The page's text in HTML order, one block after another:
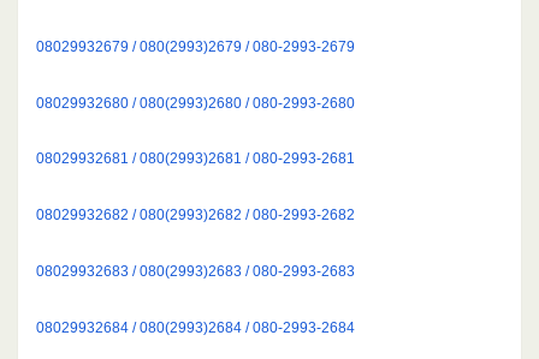
08029932679 / 080(2993)2679 / 080-2993-2679
08029932680 / 080(2993)2680 / 080-2993-2680
08029932681 / 080(2993)2681 / 080-2993-2681
08029932682 / 080(2993)2682 / 080-2993-2682
08029932683 / 080(2993)2683 / 080-2993-2683
08029932684 / 080(2993)2684 / 080-2993-2684